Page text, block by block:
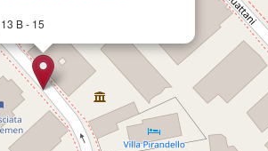
B - 15